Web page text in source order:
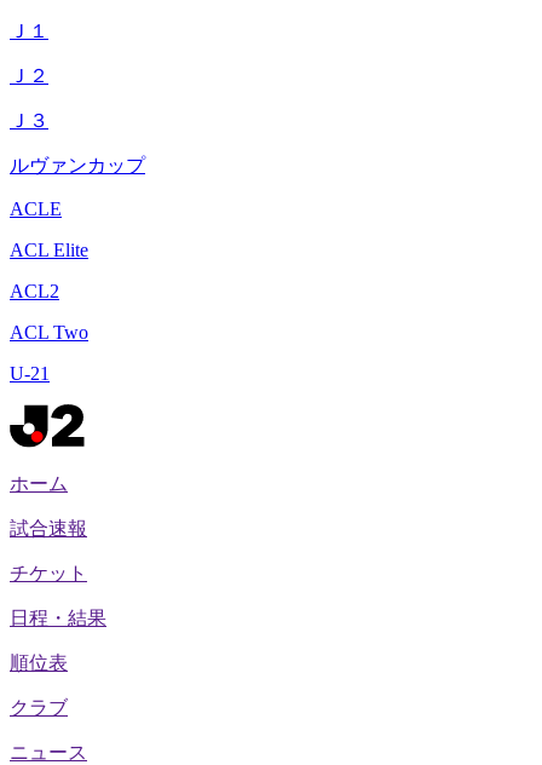
Ｊ１
Ｊ２
Ｊ３
ルヴァンカップ
ACLE
ACL Elite
ACL2
ACL Two
U-21
ホーム
試合速報
チケット
日程・結果
順位表
クラブ
ニュース